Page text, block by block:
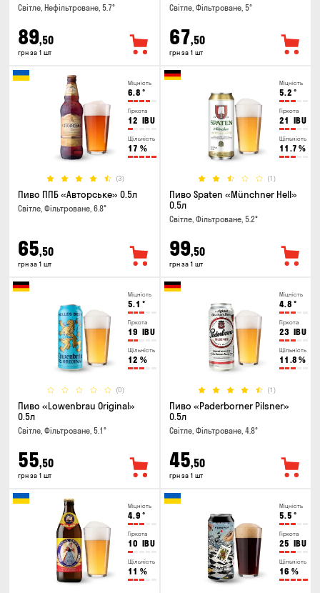
Світле, Нефільтроване, 5.7°
89,50
грн за 1 шт
Світле, Фільтроване, 5°
67,50
грн за 1 шт
Міцність
6.8 °
Гіркота
12 IBU
Щільність
17 %
(3)
Пиво ППБ «Авторське» 0.5л
Світле, Фільтроване, 6.8°
65,50
грн за 1 шт
Міцність
5.2 °
Гіркота
21 IBU
Щільність
11.7 %
(1)
Пиво Spaten «Münchner Hell»
0.5л
Світле, Фільтроване, 5.2°
99,50
грн за 1 шт
Міцність
5.1 °
Гіркота
19 IBU
Щільність
12 %
(0)
Пиво «Lowenbrau Original»
0.5л
Світле, Фільтроване, 5.1°
55,50
грн за 1 шт
Міцність
4.8 °
Гіркота
23 IBU
Щільність
11.8 %
(1)
Пиво «Paderborner Pilsner»
0.5л
Світле, Фільтроване, 4.8°
45,50
грн за 1 шт
Міцність
4.9 °
Гіркота
10 IBU
Щільність
11 %
Міцність
5.5 °
Гіркота
25 IBU
Щільність
16 %